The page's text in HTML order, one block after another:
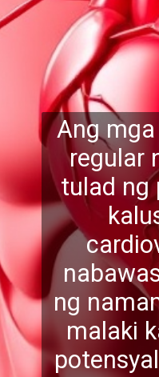
Ang
regular
tulad ng
ng
malaki